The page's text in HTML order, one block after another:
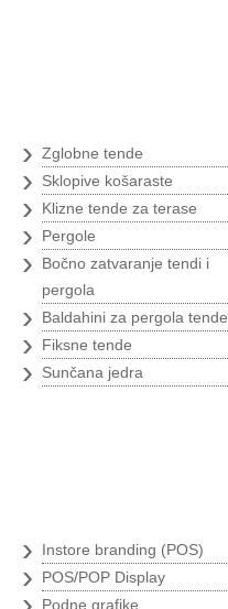
› Zglobne tende
› Sklopive košaraste
› Klizne tende za terase
› Pergole
›
Bočno zatvaranje tendi i
pergola
› Baldahini za pergola tende
› Fiksne tende
› Sunčana jedra
› Instore branding (POS)
› POS/POP Display
Podne grafike